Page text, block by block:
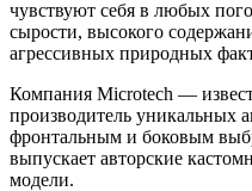
чувствуют себя в любых
сырости, высокого
агрессивных природных
Компания Microtech —
производитель уникальных
фронтальным и боковым
выпускает авторские
модели.